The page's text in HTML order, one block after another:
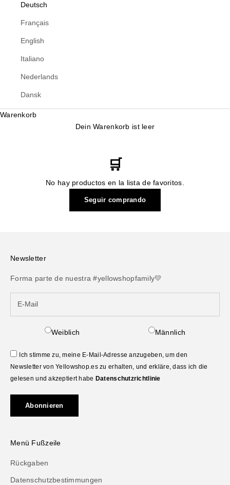
Deutsch
Français
English
Italiano
Nederlands
Dansk
Warenkorb
Dein Warenkorb ist leer
🛒
No hay productos en la lista de favoritos.
Seguir comprando
Newsletter
Forma parte de nuestra #yellowshopfamily💛
Weiblich Männlich
Ich stimme zu, meine E-Mail-Adresse anzugeben, um den
Newsletter von Yellowshop.es zu erhalten, und erkläre, dass ich die
gelesen und akzeptiert habe Datenschutzrichtlinie
Abonnieren
Menü Fußzeile
Rückgaben
Datenschutzbestimmungen